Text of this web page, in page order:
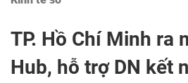
TP. Hồ Chí Minh ra
Hub, hỗ trợ DN kết